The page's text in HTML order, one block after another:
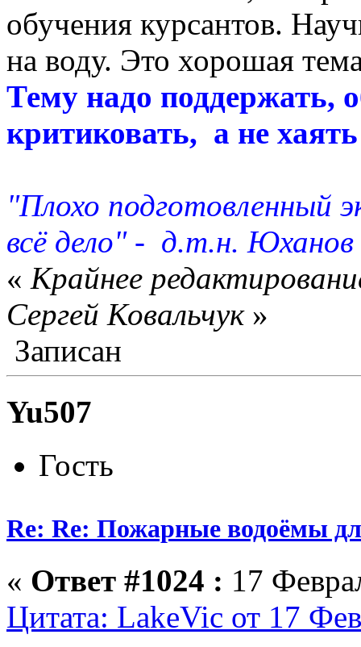
обучения курсантов.
на воду. Это хорошая
Тему надо поддержать,
критиковать, а не
"Плохо подготовленный
всё дело" - д.т.н.
« Крайнее
Сергей Ковальчук»
Записан
Yu507
Гость
Re: Re: Пожарные водоёмы
« Ответ #1024 : 17
Цитата: LakeVic от 17